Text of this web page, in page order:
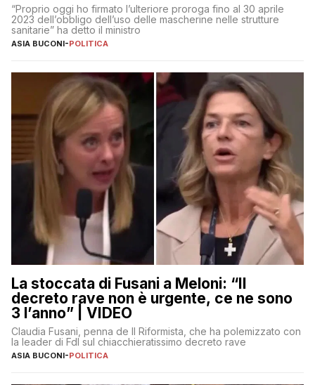
“Proprio oggi ho firmato l’ulteriore proroga fino al 30 aprile
2023 dell’obbligo dell’uso delle mascherine nelle strutture
sanitarie” ha detto il ministro
ASIA BUCONI-POLITICA
La stoccata di Fusani a Meloni: “Il
decreto rave non è urgente, ce ne sono
3 l’anno” | VIDEO
Claudia Fusani, penna de Il Riformista, che ha polemizzato con
la leader di FdI sul chiacchieratissimo decreto rave
ASIA BUCONI-POLITICA